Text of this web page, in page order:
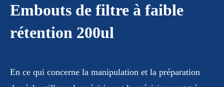
Embouts de filtre à faible
rétention 200ul
En ce qui concerne la manipulation et la préparation